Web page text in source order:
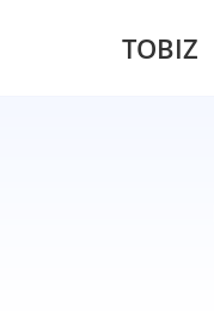
TOBIZ